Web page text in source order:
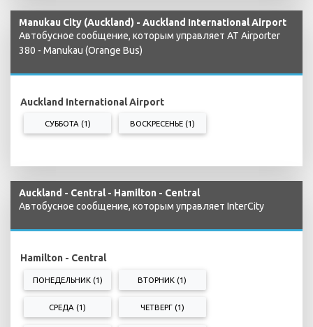
Manukau City (Auckland) - Auckland International Airport
Автобусное сообщение, которым управляет AT Airporter
380 - Manukau (Orange Bus)
Auckland International Airport
СУББОТА (1) ВОСКРЕСЕНЬЕ (1)
Auckland - Central - Hamilton - Central
Автобусное сообщение, которым управляет InterCity
Hamilton - Central
ПОНЕДЕЛЬНИК (1) ВТОРНИК (1)
СРЕДА (1) ЧЕТВЕРГ (1)